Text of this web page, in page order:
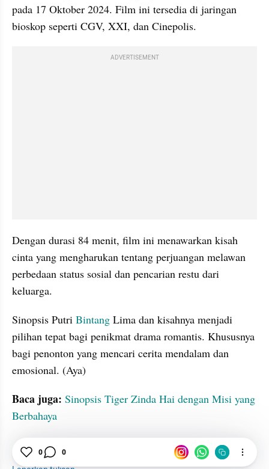
pada 17 Oktober 2024. Film ini tersedia di jaringan
bioskop seperti CGV, XXI, dan Cinepolis.
ADVERTISEMENT
Dengan durasi 84 menit, film ini menawarkan kisah
cinta yang mengharukan tentang perjuangan melawan
perbedaan status sosial dan pencarian restu dari
keluarga.
Sinopsis Putri Bintang Lima dan kisahnya menjadi
pilihan tepat bagi penikmat drama romantis. Khususnya
bagi penonton yang mencari cerita mendalam dan
emosional. (Aya)
Baca juga: Sinopsis Tiger Zinda Hai dengan Misi yang
Berbahaya
Sinopsis
0 0